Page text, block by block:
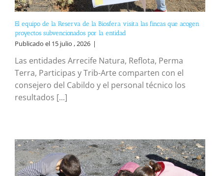
El equipo de la Reserva de la Biosfera visita las fincas que acogen
proyectos subvencionados por la entidad
Publicado el 15 julio , 2026 |
Las entidades Arrecife Natura, Reflota, Perma
Terra, Participas y Trib-Arte comparten con el
consejero del Cabildo y el personal técnico los
resultados [...]